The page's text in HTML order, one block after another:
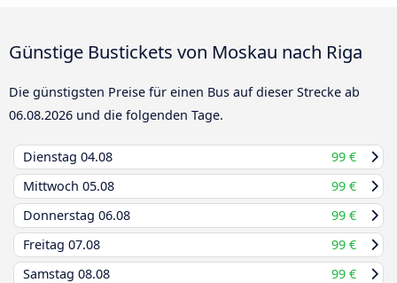
Günstige Bustickets von Moskau nach Riga
Die günstigsten Preise für einen Bus auf dieser Strecke ab
06.08.2026 und die folgenden Tage.
Dienstag 04.08
99 €
Mittwoch 05.08
99 €
Donnerstag 06.08
99 €
Freitag 07.08
99 €
Samstag 08.08
99 €